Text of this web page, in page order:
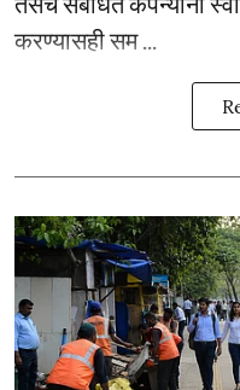
करण्यासही सम ...